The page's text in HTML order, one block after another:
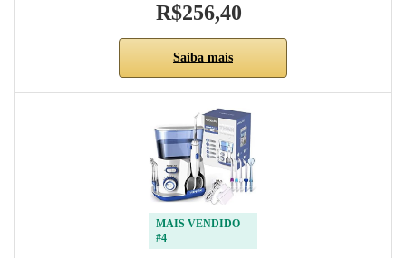
R$256,40
Saiba mais
MAIS VENDIDO
#4